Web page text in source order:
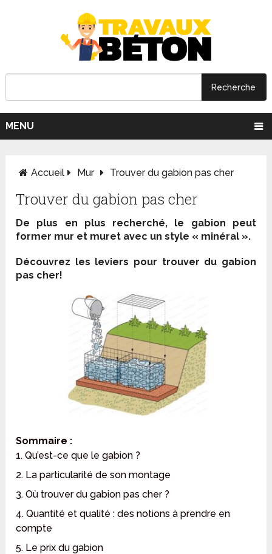
MENU
Accueil Mur Trouver du gabion pas cher
Trouver du gabion pas cher
De plus en plus recherché, le gabion peut
former mur et muret avec un style « minéral ».
Découvrez les leviers pour trouver du gabion
pas cher!
Sommaire :
1. Qu’est-ce que le gabion ?
2. La particularité de son montage
3. Où trouver du gabion pas cher ?
4. Quantité et qualité : des notions à prendre en
compte
5. Le prix du gabion